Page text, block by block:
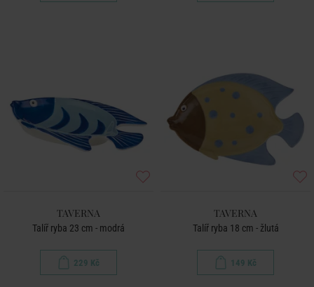
TAVERNA
Talíř ryba 23 cm - modrá
229 Kč
TAVERNA
Talíř ryba 18 cm - žlutá
149 Kč